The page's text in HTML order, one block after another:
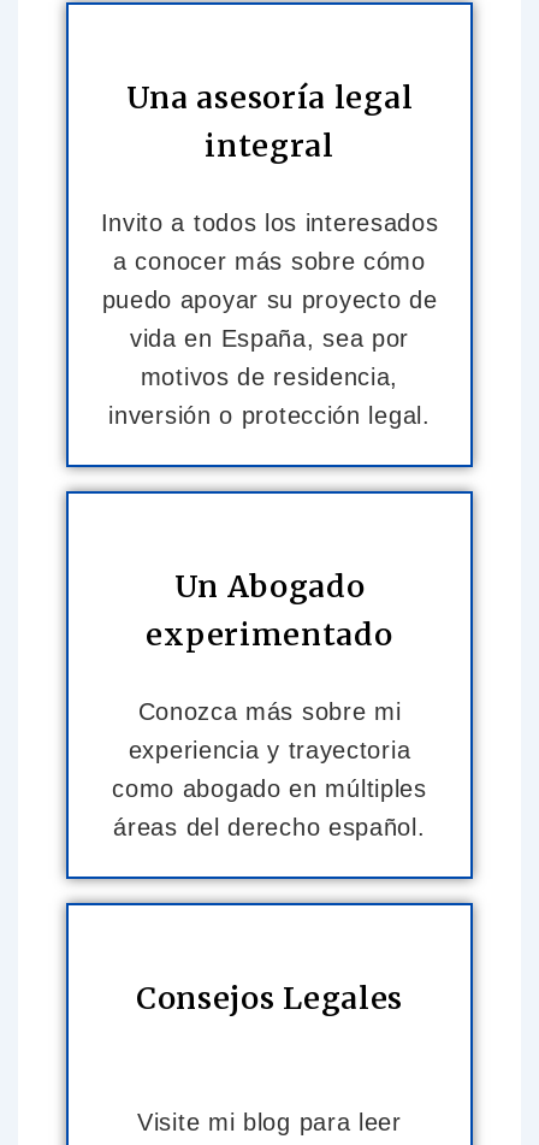
Una asesoría legal
integral
Invito a todos los interesados
a conocer más sobre cómo
puedo apoyar su proyecto de
vida en España, sea por
motivos de residencia,
inversión o protección legal.
Un Abogado
experimentado
Conozca más sobre mi
experiencia y trayectoria
como abogado en múltiples
áreas del derecho español.
Consejos Legales
Visite mi blog para leer